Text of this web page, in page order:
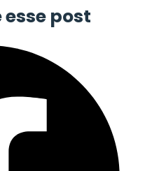
post